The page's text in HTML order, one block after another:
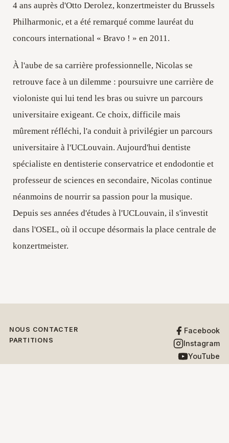
4 ans auprès d'Otto Derolez, konzertmeister du Brussels
Philharmonic, et a été remarqué comme lauréat du
concours international « Bravo ! » en 2011.
À l'aube de sa carrière professionnelle, Nicolas se
retrouve face à un dilemme : poursuivre une carrière de
violoniste qui lui tend les bras ou suivre un parcours
universitaire exigeant. Ce choix, difficile mais
mûrement réfléchi, l'a conduit à privilégier un parcours
universitaire à l'UCLouvain. Aujourd'hui dentiste
spécialiste en dentisterie conservatrice et endodontie et
professeur de sciences en secondaire, Nicolas continue
néanmoins de nourrir sa passion pour la musique.
Depuis ses années d'études à l'UCLouvain, il s'investit
dans l'OSEL, où il occupe désormais la place centrale de
konzertmeister.
NOUS CONTACTER
PARTITIONS
Facebook
Instagram
YouTube